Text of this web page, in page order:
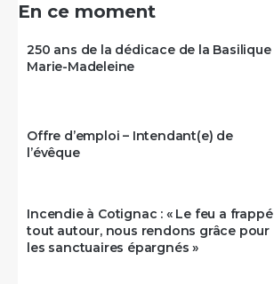
En ce moment
250 ans de la dédicace de la Basilique
Marie-Madeleine
Offre d’emploi – Intendant(e) de
l’évêque
Incendie à Cotignac : « Le feu a frappé
tout autour, nous rendons grâce pour
les sanctuaires épargnés »